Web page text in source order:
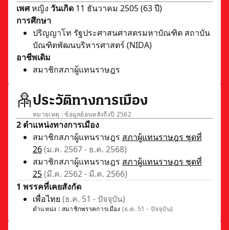
เพศหญิง วันเกิด 11 ธันวาคม 2505 (63 ปี)
การศึกษา
ปริญญาโท รัฐประศาสนศาสตรมหาบัณฑิต สถาบัน
บัณฑิตพัฒนบริหารศาสตร์ (NIDA)
อาชีพเดิม
สมาชิกสภาผู้แทนราษฎร
ประวัติทางการเมือง
หมายเหตุ : ข้อมูลย้อนหลังถึงปี 2562
2 ตำแหน่งทางการเมือง
สมาชิกสภาผู้แทนราษฎร สภาผู้แทนราษฎร ชุดที่
26(ม.ค. 2567 - ธ.ค. 2568)
สมาชิกสภาผู้แทนราษฎร สภาผู้แทนราษฎร ชุดที่
25(มี.ค. 2562 - มี.ค. 2566)
1 พรรคที่เคยสังกัด
เพื่อไทย (ธ.ค. 51 - ปัจจุบัน)
ตำแหน่ง : สมาชิกพรรคการเมือง(ธ.ค. 51 - ปัจจุบัน)